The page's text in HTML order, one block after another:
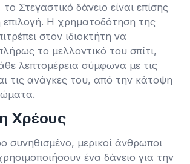
Στεγαστικό δάνειο είναι επίσης
επιλογή. Η χρηματοδότηση της
στον ιδιοκτήτη να
το μελλοντικό του σπίτι,
λεπτομέρεια σύμφωνα με τις
τις ανάγκες του, από την κάτοψη
Χρέους
συνηθισμένο, μερικοί άνθρωποι
ένα δάνειο για την